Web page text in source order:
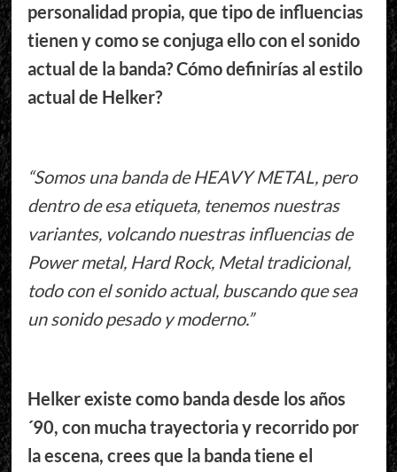
personalidad propia, que tipo de influencias
tienen y como se conjuga ello con el sonido
actual de la banda? Cómo definirías al estilo
actual de Helker?
“Somos una banda de HEAVY METAL, pero
dentro de esa etiqueta, tenemos nuestras
variantes, volcando nuestras influencias de
Power metal, Hard Rock, Metal tradicional,
todo con el sonido actual, buscando que sea
un sonido pesado y moderno.”
Helker existe como banda desde los años
´90, con mucha trayectoria y recorrido por
la escena, crees que la banda tiene el